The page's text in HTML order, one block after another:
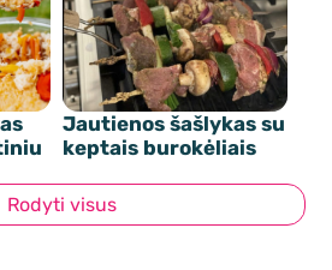
Jautienos šašlykas su
keptais burokėliais
Rodyti visus